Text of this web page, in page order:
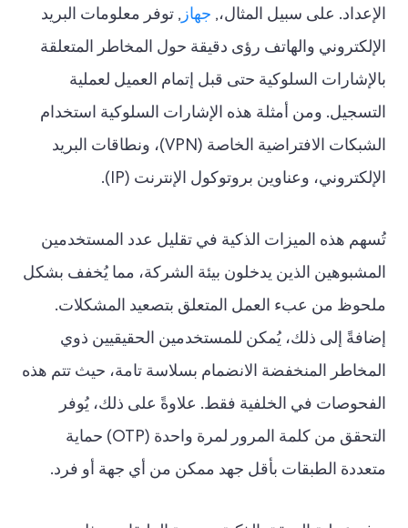
الإعداد. على سبيل المثال،, جهاز , توفر معلومات البريد
الإلكتروني والهاتف رؤى دقيقة حول المخاطر المتعلقة
بالإشارات السلوكية حتى قبل إتمام العميل لعملية
التسجيل. ومن أمثلة هذه الإشارات السلوكية استخدام
الشبكات الافتراضية الخاصة (VPN)، ونطاقات البريد
الإلكتروني، وعناوين بروتوكول الإنترنت (IP).
تُسهم هذه الميزات الذكية في تقليل عدد المستخدمين
المشبوهين الذين يدخلون بيئة الشركة، مما يُخفف بشكل
ملحوظ من عبء العمل المتعلق بتصعيد المشكلات.
إضافةً إلى ذلك، يُمكن للمستخدمين الحقيقيين ذوي
المخاطر المنخفضة الانضمام بسلاسة تامة، حيث تتم هذه
الفحوصات في الخلفية فقط. علاوةً على ذلك، يُوفر
التحقق من كلمة المرور لمرة واحدة (OTP) حماية
متعددة الطبقات بأقل جهد ممكن من أي جهة أو فرد.